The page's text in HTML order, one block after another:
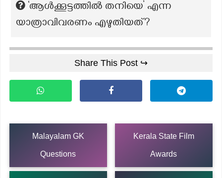
‘ആൾക്കൂട്ടത്തിൽ തനിയെ’ എന്ന
യാത്രാവിവരണം എഴുതിയത്?
Share This Post ↪
Malayalam GK
Questions
Kerala State Film
Awards